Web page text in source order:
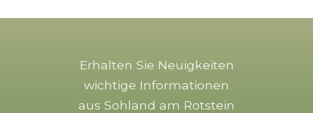
Erhalten Sie Neuigkeiten
wichtige Informationen
aus Sohland am Rotstein